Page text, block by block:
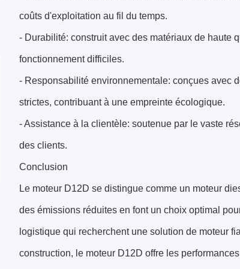
coûts d'exploitation au fil du temps.
- Durabilité: construit avec des matériaux de haute
fonctionnement difficiles.
- Responsabilité environnementale: conçues avec
strictes, contribuant à une empreinte écologique.
- Assistance à la clientèle: soutenue par le vaste
des clients.
Conclusion
Le moteur D12D se distingue comme un moteur
des émissions réduites en font un choix optimal
logistique qui recherchent une solution de moteur
construction, le moteur D12D offre les